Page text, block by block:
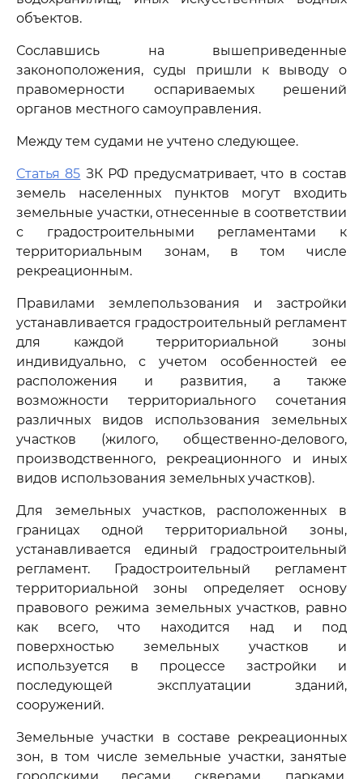
объектов.
Сославшись на вышеприведенные
законоположения, суды пришли к выводу о
правомерности оспариваемых решений
органов местного самоуправления.
Между тем судами не учтено следующее.
Статья 85 ЗК РФ предусматривает, что в состав
земель населенных пунктов могут входить
земельные участки, отнесенные в соответствии
с градостроительными регламентами к
территориальным зонам, в том числе
рекреационным.
Правилами землепользования и застройки
устанавливается градостроительный регламент
для каждой территориальной зоны
индивидуально, с учетом особенностей ее
расположения и развития, а также
возможности территориального сочетания
различных видов использования земельных
участков (жилого, общественно-делового,
производственного, рекреационного и иных
видов использования земельных участков).
Для земельных участков, расположенных в
границах одной территориальной зоны,
устанавливается единый градостроительный
регламент. Градостроительный регламент
территориальной зоны определяет основу
правового режима земельных участков, равно
как всего, что находится над и под
поверхностью земельных участков и
используется в процессе застройки и
последующей эксплуатации зданий,
сооружений.
Земельные участки в составе рекреационных
зон, в том числе земельные участки, занятые